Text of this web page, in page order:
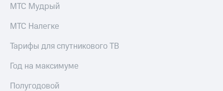
Раскрытие
Информация
Документы
"МТС"
Собрания
акционеров
МТС Мудрый
МТС Налегке
Тарифы для спутникового ТВ
Год на максимуме
Полугодовой